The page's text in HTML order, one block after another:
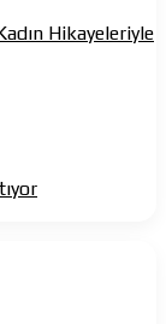
Hikayeleriyle